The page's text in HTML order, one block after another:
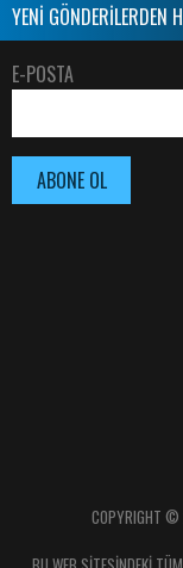
YENİ GÖNDERİLERDEN
E-POSTA
COPYRIGHT ©